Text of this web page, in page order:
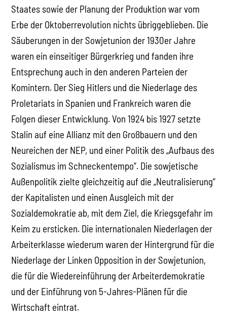
Staates sowie der Planung der Produktion war vom
Erbe der Oktoberrevolution nichts übriggeblieben. Die
Säuberungen in der Sowjetunion der 1930er Jahre
waren ein einseitiger Bürgerkrieg und fanden ihre
Entsprechung auch in den anderen Parteien der
Komintern. Der Sieg Hitlers und die Niederlage des
Proletariats in Spanien und Frankreich waren die
Folgen dieser Entwicklung. Von 1924 bis 1927 setzte
Stalin auf eine Allianz mit den Großbauern und den
Neureichen der NEP, und einer Politik des „Aufbaus des
Sozialismus im Schneckentempo“. Die sowjetische
Außenpolitik zielte gleichzeitig auf die „Neutralisierung“
der Kapitalisten und einen Ausgleich mit der
Sozialdemokratie ab, mit dem Ziel, die Kriegsgefahr im
Keim zu ersticken. Die internationalen Niederlagen der
Arbeiterklasse wiederum waren der Hintergrund für die
Niederlage der Linken Opposition in der Sowjetunion,
die für die Wiedereinführung der Arbeiterdemokratie
und der Einführung von 5-Jahres-Plänen für die
Wirtschaft eintrat.